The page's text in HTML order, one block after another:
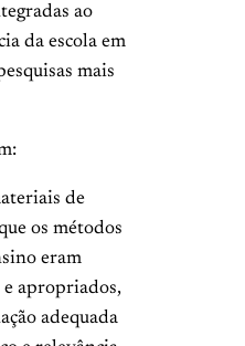
ao
da escola em
mais
de
os métodos
eram
apropriados,
adequada